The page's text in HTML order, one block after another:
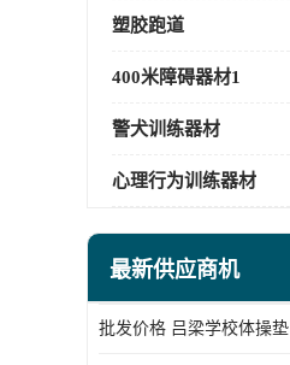
塑胶跑道
400米障碍器材1
警犬训练器材
心理行为训练器材
最新供应商机
批发价格 吕梁学校体操垫